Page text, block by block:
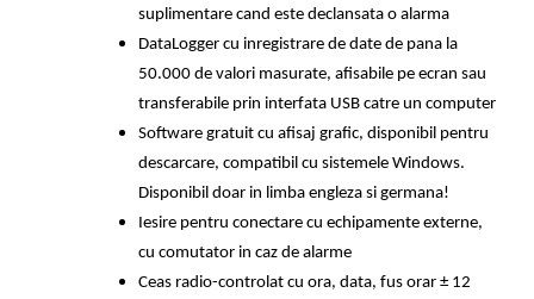
suplimentare cand este declansata o alarma
DataLogger cu inregistrare de date de pana la
50.000 de valori masurate, afisabile pe ecran sau
transferabile prin interfata USB catre un computer
Software gratuit cu afisaj grafic, disponibil pentru
descarcare, compatibil cu sistemele Windows.
Disponibil doar in limba engleza si germana!
Iesire pentru conectare cu echipamente externe,
cu comutator in caz de alarme
Ceas radio-controlat cu ora, data, fus orar ± 12